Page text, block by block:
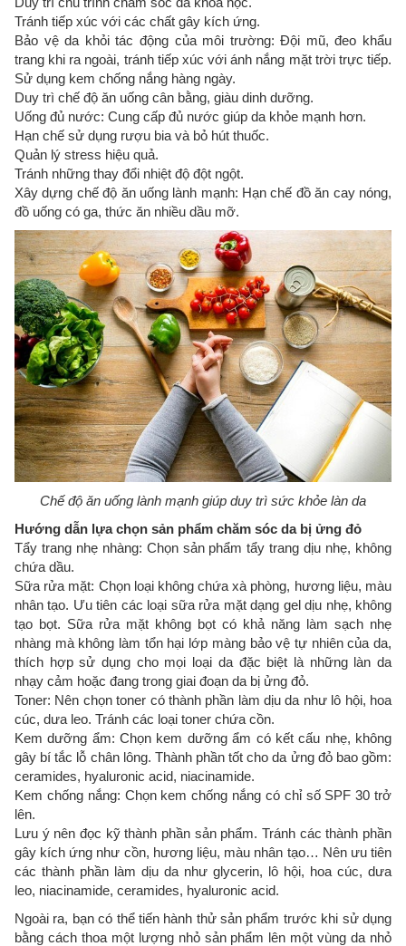
Tránh tiếp xúc với các chất gây kích ứng.
Bảo vệ da khỏi tác động của môi trường: Đội mũ, đeo khẩu
trang khi ra ngoài, tránh tiếp xúc với ánh nắng mặt trời trực tiếp.
Sử dụng kem chống nắng hàng ngày.
Duy trì chế độ ăn uống cân bằng, giàu dinh dưỡng.
Uống đủ nước: Cung cấp đủ nước giúp da khỏe mạnh hơn.
Hạn chế sử dụng rượu bia và bỏ hút thuốc.
Quản lý stress hiệu quả.
Tránh những thay đổi nhiệt độ đột ngột.
Xây dựng chế độ ăn uống lành mạnh: Hạn chế đồ ăn cay nóng,
đồ uống có ga, thức ăn nhiều dầu mỡ.
Chế độ ăn uống lành mạnh giúp duy trì sức khỏe làn da
Hướng dẫn lựa chọn sản phẩm chăm sóc da bị ửng đỏ
Tẩy trang nhẹ nhàng: Chọn sản phẩm tẩy trang dịu nhẹ, không
chứa dầu.
Sữa rửa mặt: Chọn loại không chứa xà phòng, hương liệu, màu
nhân tạo. Ưu tiên các loại sữa rửa mặt dạng gel dịu nhẹ, không
tạo bọt. Sữa rửa mặt không bọt có khả năng làm sạch nhẹ
nhàng mà không làm tổn hại lớp màng bảo vệ tự nhiên của da,
thích hợp sử dụng cho mọi loại da đặc biệt là những làn da
nhạy cảm hoặc đang trong giai đoạn da bị ửng đỏ.
Toner: Nên chọn toner có thành phần làm dịu da như lô hội, hoa
cúc, dưa leo. Tránh các loại toner chứa cồn.
Kem dưỡng ẩm: Chọn kem dưỡng ẩm có kết cấu nhẹ, không
gây bí tắc lỗ chân lông. Thành phần tốt cho da ửng đỏ bao gồm:
ceramides, hyaluronic acid, niacinamide.
Kem chống nắng: Chọn kem chống nắng có chỉ số SPF 30 trở
lên.
Lưu ý nên đọc kỹ thành phần sản phẩm. Tránh các thành phần
gây kích ứng như cồn, hương liệu, màu nhân tạo… Nên ưu tiên
các thành phần làm dịu da như glycerin, lô hội, hoa cúc, dưa
leo, niacinamide, ceramides, hyaluronic acid.
Ngoài ra, bạn có thể tiến hành thử sản phẩm trước khi sử dụng
bằng cách thoa một lượng nhỏ sản phẩm lên một vùng da nhỏ